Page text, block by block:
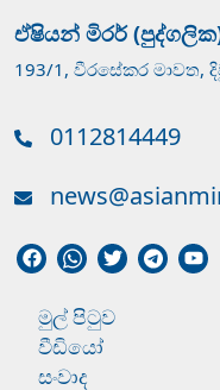
ඒෂියන් මිරර්
193/1, වීරසේකර මාවත,
0112814449
මුල් පිටුව
වීඩියෝ
සංවාද